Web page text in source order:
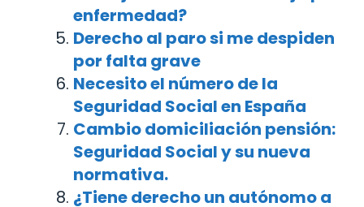
enfermedad?
Derecho al paro si me despiden
por falta grave
Necesito el número de la
Seguridad Social en España
Cambio domiciliación pensión:
Seguridad Social y su nueva
normativa.
¿Tiene derecho un autónomo a